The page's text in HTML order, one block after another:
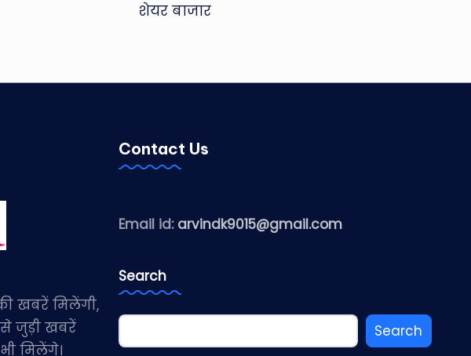
शेयर बाजार
खबरें मिलेंगी,
जुड़ी खबरें
मिलेंगे।
Contact Us
Email id: arvindk9015@gmail.com
Search
Search